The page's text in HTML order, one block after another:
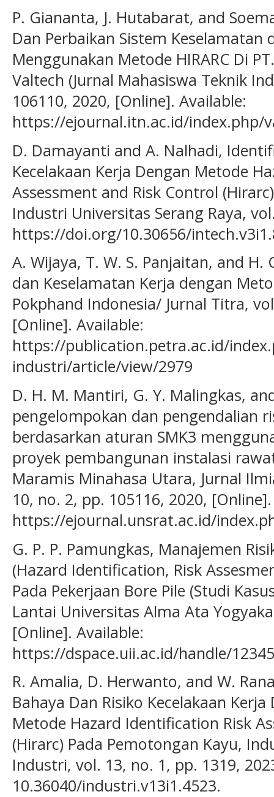
P. Giananta, J. Hutabarat, and
Dan Perbaikan Sistem Keselamatan
Menggunakan Metode HIRARC Di
Valtech (Jurnal Mahasiswa Teknik
106110, 2020, [Online]. Available:
https://ejournal.itn.ac.id/index.php/
D. Damayanti and A. Nalhadi,
Kecelakaan Kerja Dengan Metode
Assessment and Risk Control
Industri Universitas Serang Raya,
https://doi.org/10.30656/
A. Wijaya, T. W. S. Panjaitan, and H.
dan Keselamatan Kerja dengan
Pokphand Indonesia/ Jurnal Titra,
[Online]. Available:
https://publication.petra.ac.id/
industri/article/view/2979
D. H. M. Mantiri, G. Y. Malingkas,
pengelompokan dan pengendalian
berdasarkan aturan SMK3
proyek pembangunan instalasi
Maramis Minahasa Utara, Jurnal
10, no. 2, pp. 105116, 2020,
https://ejournal.unsrat.ac.id/
G. P. P. Pamungkas, Manajemen
(Hazard Identification, Risk
Pada Pekerjaan Bore Pile (Studi
Lantai Universitas Alma Ata
[Online]. Available:
https://dspace.uii.ac.id/handle/
R. Amalia, D. Herwanto, and W.
Bahaya Dan Risiko Kecelakaan
Metode Hazard Identification Risk
(Hirarc) Pada Pemotongan Kayu,
Industri, vol. 13, no. 1, pp. 1319,
10.36040/industri.v13i1.4523.